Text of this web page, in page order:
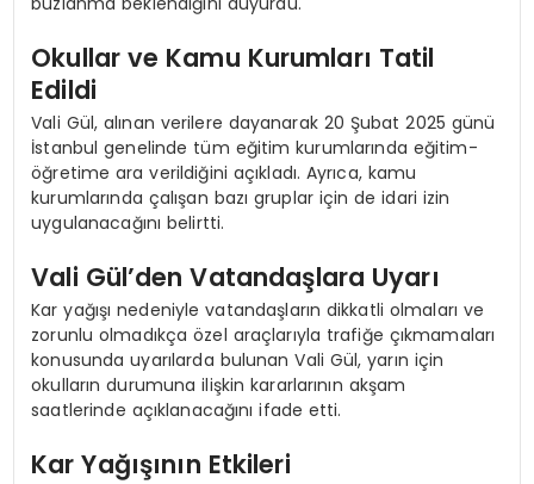
Okullar ve Kamu Kurumları Tatil
Edildi
Vali Gül, alınan verilere dayanarak 20 Şubat 2025 günü
İstanbul genelinde tüm eğitim kurumlarında eğitim-
öğretime ara verildiğini açıkladı. Ayrıca, kamu
kurumlarında çalışan bazı gruplar için de idari izin
uygulanacağını belirtti.
Vali Gül’den Vatandaşlara Uyarı
Kar yağışı nedeniyle vatandaşların dikkatli olmaları ve
zorunlu olmadıkça özel araçlarıyla trafiğe çıkmamaları
konusunda uyarılarda bulunan Vali Gül, yarın için
okulların durumuna ilişkin kararlarının akşam
saatlerinde açıklanacağını ifade etti.
Kar Yağışının Etkileri